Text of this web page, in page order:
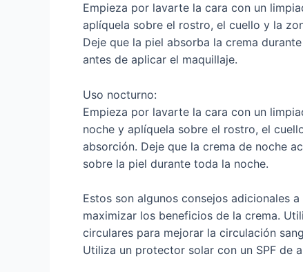
Empieza por lavarte la cara con un
aplíquela sobre el rostro, el cuello y la
Deje que la piel absorba la crema
antes de aplicar el maquillaje.
Uso nocturno:
Empieza por lavarte la cara con un
noche y aplíquela sobre el rostro, el
absorción. Deje que la crema de noche
sobre la piel durante toda la noche.
Estos son algunos consejos adicionales
maximizar los beneficios de la crema.
circulares para mejorar la circulación
Utiliza un protector solar con un SPF de